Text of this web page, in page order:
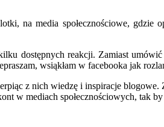
na media społecznościowe, gdzie
dostępnych reakcji. Zamiast
wsiąkłam w facebooka jak
z nich wiedzę i inspiracje blogowe.
w mediach społecznościowych, tak by